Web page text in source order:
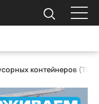
контейнеров (ТБО)